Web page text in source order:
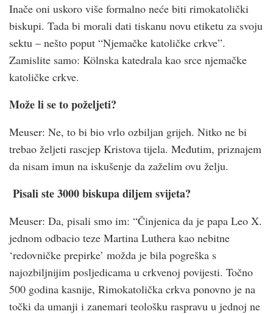
Inače oni uskoro više formalno neće biti rimokatolički
biskupi. Tada bi morali dati tiskanu novu etiketu za svoju
sektu – nešto poput “Njemačke katoličke crkve”.
Zamislite samo: Kölnska katedrala kao srce njemačke
katoličke crkve.
Može li se to poželjeti?
Meuser: Ne, to bi bio vrlo ozbiljan grijeh. Nitko ne bi
trebao željeti rascjep Kristova tijela. Međutim, priznajem
da nisam imun na iskušenje da zaželim ovu želju.
Pisali ste 3000 biskupa diljem svijeta?
Meuser: Da, pisali smo im: “Činjenica da je papa Leo X.
jednom odbacio teze Martina Luthera kao nebitne
‘redovničke prepirke’ možda je bila pogreška s
najozbiljnijim posljedicama u crkvenoj povijesti. Točno
500 godina kasnije, Rimokatolička crkva ponovno je na
točki da umanji i zanemari teološku raspravu u jednoj ne